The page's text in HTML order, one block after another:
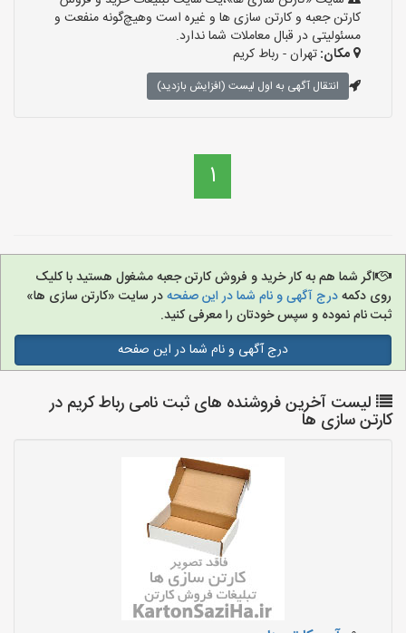
کارتن جعبه و کارتن سازی ها و غیره است وهیچ‌گونه منفعت و
مسئولیتی در قبال معاملات شما ندارد.
مکان:تهران - رباط کریم
انتقال آگهی به اول لیست (افزایش بازدید)
1
اگر شما هم به کار خرید و فروش کارتن جعبه مشغول هستید با کلیک
روی دکمهدرج آگهی و نام شما در این صفحهدر سایت «کارتن سازی ها»
ثبت نام نموده و سپس خودتان را معرفی کنید.
درج آگهی و نام شما در این صفحه
لیست آخرین فروشنده های ثبت نامی رباط کریم در
کارتن سازی ها